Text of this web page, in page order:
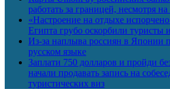
работать за границей, несмотря
«Настроение на отдыхе
Египта грубо оскорбили туристы
Из-за наплыва россиян в Японии
русском языке
Заплати 750 долларов и пройди
начали продавать запись на
туристических виз